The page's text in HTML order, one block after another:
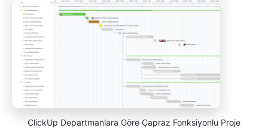
ClickUp Departmanlara Göre Çapraz Fonksiyonlu Proje